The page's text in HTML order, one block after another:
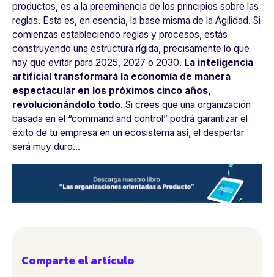
productos, es a la preeminencia de los principios sobre las
reglas. Esta es, en esencia, la base misma de la Agilidad. Si
comienzas estableciendo reglas y procesos, estás
construyendo una estructura rígida, precisamente lo que
hay que evitar para 2025, 2027 o 2030. La inteligencia
artificial transformará la economía de manera
espectacular en los próximos cinco años,
revolucionándolo todo. Si crees que una organización
basada en el “command and control ” podrá garantizar el
éxito de tu empresa en un ecosistema así, el despertar
será muy duro…
Comparte el artículo